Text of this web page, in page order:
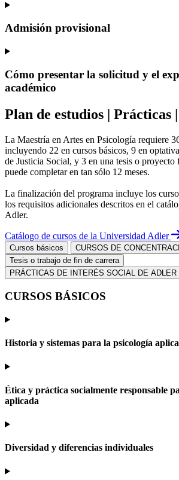
Admisión provisional
Cómo presentar la solicitud y el
académico
Plan de estudios | Prácticas
La Maestría en Artes en Psicología requiere
incluyendo 22 en cursos básicos, 9 en
de Justicia Social, y 3 en una tesis o proyecto
puede completar en tan sólo 12 meses.
La finalización del programa incluye los
los requisitos adicionales descritos en el
Adler.
Catálogo de cursos de la Universidad Adler
Cursos básicos
CURSOS DE
Tesis o trabajo de fin de carrera
PRÁCTICAS DE INTERÉS SOCIAL DE ADLER
CURSOS BÁSICOS
Historia y sistemas para la psicología
Ética y práctica socialmente responsable
aplicada
Diversidad y diferencias individuales